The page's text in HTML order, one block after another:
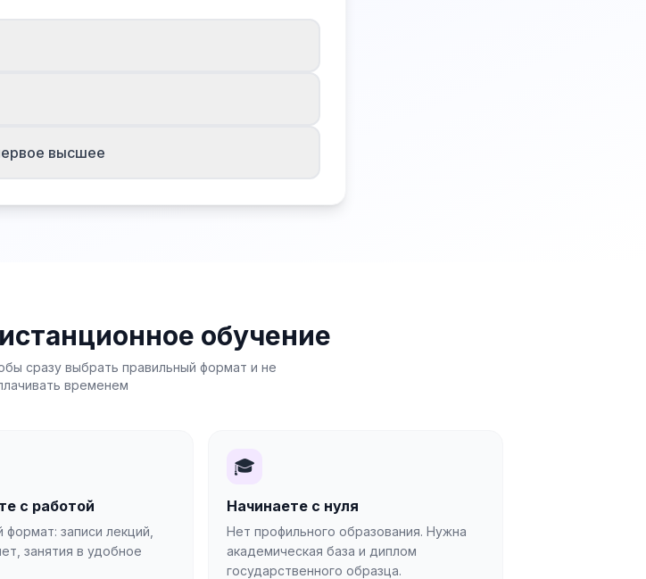
высшее
обучение
сразу выбрать правильный формат и не
временем
с работой
формат: записи лекций,
занятия в удобное
🎓
Начинаете с нуля
Нет профильного образования. Нужна
академическая база и диплом
государственного образца.